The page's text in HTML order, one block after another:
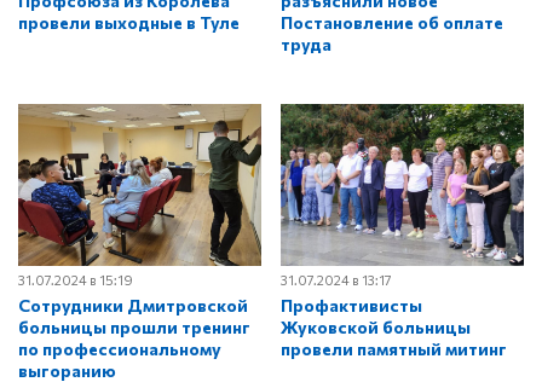
провели выходные в Туле
Постановление об оплате
труда
31.07.2024 в 15:19
Сотрудники Дмитровской
больницы прошли тренинг
по профессиональному
выгоранию
31.07.2024 в 13:17
Профактивисты
Жуковской больницы
провели памятный митинг